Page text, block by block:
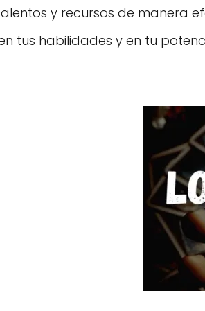
y recursos de manera
tus habilidades y en tu